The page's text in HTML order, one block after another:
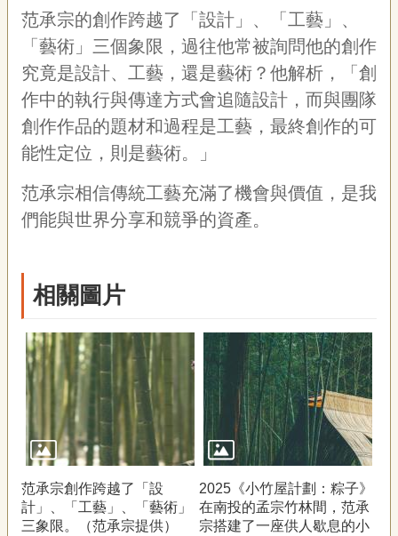
范承宗的創作跨越了「設計」、「工藝」、
「藝術」三個象限，過往他常被詢問他的創作
究竟是設計、工藝，還是藝術？他解析，「創
作中的執行與傳達方式會追隨設計，而與團隊
創作作品的題材和過程是工藝，最終創作的可
能性定位，則是藝術。」
范承宗相信傳統工藝充滿了機會與價值，是我
們能與世界分享和競爭的資產。
相關圖片
范承宗創作跨越了「設
計」、「工藝」、「藝術」
三象限。（范承宗提供）
2025《小竹屋計劃：粽子》
在南投的孟宗竹林間，范承
宗搭建了一座供人歇息的小